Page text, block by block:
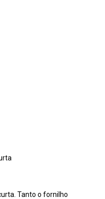
Tanto o fornilho